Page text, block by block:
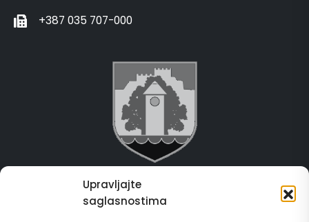
Upravljajte
saglasnostima
+387 035 707-000
Grad Gračanica